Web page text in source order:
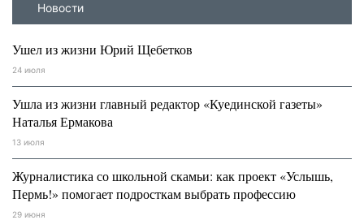
Новости
Ушел из жизни Юрий Щебетков
24 июля
Ушла из жизни главный редактор «Куединской газеты»
Наталья Ермакова
13 июля
Журналистика со школьной скамьи: как проект «Услышь,
Пермь!» помогает подросткам выбрать профессию
29 июня